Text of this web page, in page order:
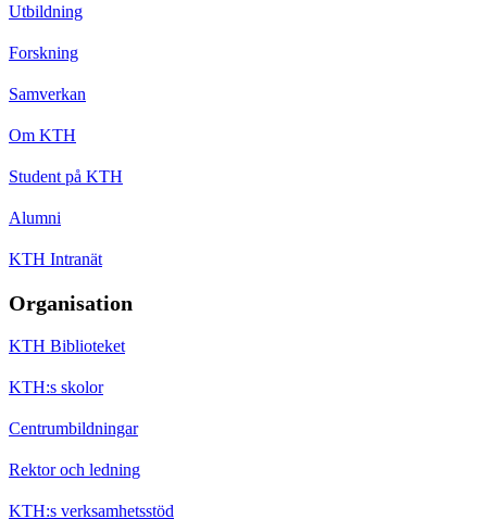
Utbildning
Forskning
Samverkan
Om KTH
Student på KTH
Alumni
KTH Intranät
Organisation
KTH Biblioteket
KTH:s skolor
Centrumbildningar
Rektor och ledning
KTH:s verksamhetsstöd